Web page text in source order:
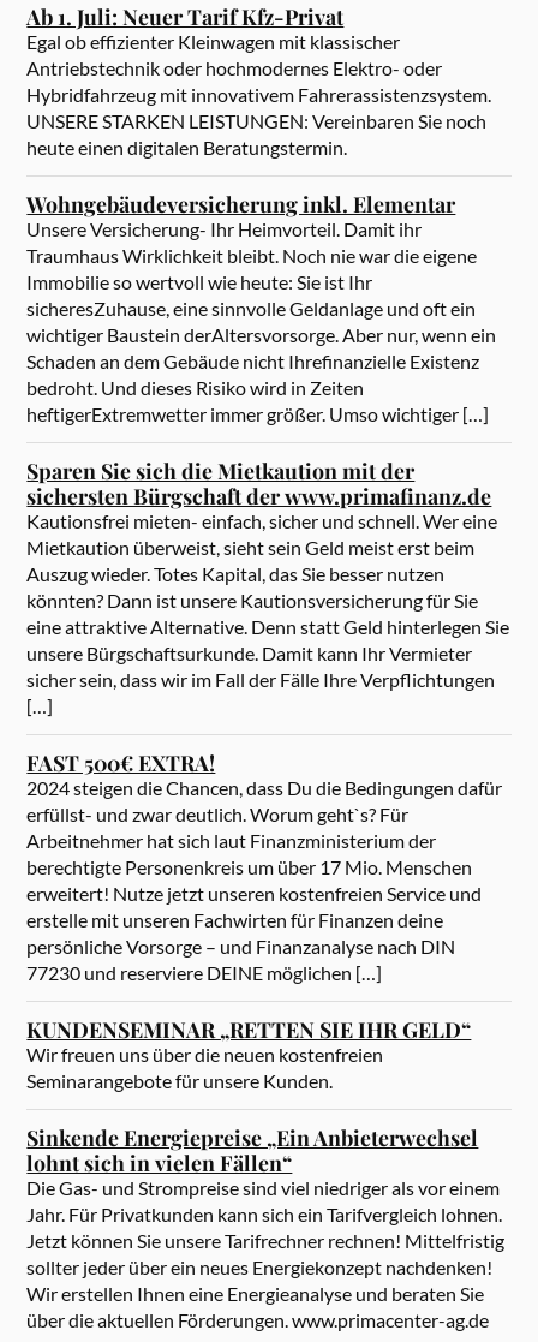
Ab 1. Juli: Neuer Tarif Kfz-Privat
Egal ob effizienter Kleinwagen mit klassischer
Antriebstechnik oder hochmodernes Elektro- oder
Hybridfahrzeug mit innovativem Fahrerassistenzsystem.
UNSERE STARKEN LEISTUNGEN: Vereinbaren Sie noch
heute einen digitalen Beratungstermin.
Wohngebäudeversicherung inkl. Elementar
Unsere Versicherung- Ihr Heimvorteil. Damit ihr
Traumhaus Wirklichkeit bleibt. Noch nie war die eigene
Immobilie so wertvoll wie heute: Sie ist Ihr
sicheresZuhause, eine sinnvolle Geldanlage und oft ein
wichtiger Baustein derAltersvorsorge. Aber nur, wenn ein
Schaden an dem Gebäude nicht Ihrefinanzielle Existenz
bedroht. Und dieses Risiko wird in Zeiten
heftigerExtremwetter immer größer. Umso wichtiger […]
Sparen Sie sich die Mietkaution mit der
sichersten Bürgschaft der www.primafinanz.de
Kautionsfrei mieten- einfach, sicher und schnell. Wer eine
Mietkaution überweist, sieht sein Geld meist erst beim
Auszug wieder. Totes Kapital, das Sie besser nutzen
könnten? Dann ist unsere Kautionsversicherung für Sie
eine attraktive Alternative. Denn statt Geld hinterlegen Sie
unsere Bürgschaftsurkunde. Damit kann Ihr Vermieter
sicher sein, dass wir im Fall der Fälle Ihre Verpflichtungen
[…]
FAST 500€ EXTRA!
2024 steigen die Chancen, dass Du die Bedingungen dafür
erfüllst- und zwar deutlich. Worum geht`s? Für
Arbeitnehmer hat sich laut Finanzministerium der
berechtigte Personenkreis um über 17 Mio. Menschen
erweitert! Nutze jetzt unseren kostenfreien Service und
erstelle mit unseren Fachwirten für Finanzen deine
persönliche Vorsorge – und Finanzanalyse nach DIN
77230 und reserviere DEINE möglichen […]
KUNDENSEMINAR „RETTEN SIE IHR GELD“
Wir freuen uns über die neuen kostenfreien
Seminarangebote für unsere Kunden.
Sinkende Energiepreise „Ein Anbieterwechsel
lohnt sich in vielen Fällen“
Die Gas- und Strompreise sind viel niedriger als vor einem
Jahr. Für Privatkunden kann sich ein Tarifvergleich lohnen.
Jetzt können Sie unsere Tarifrechner rechnen! Mittelfristig
sollter jeder über ein neues Energiekonzept nachdenken!
Wir erstellen Ihnen eine Energieanalyse und beraten Sie
über die aktuellen Förderungen. www.primacenter-ag.de